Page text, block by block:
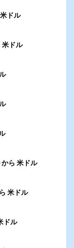
ドル
ドル
ら 米ドル
米ドル
ドル